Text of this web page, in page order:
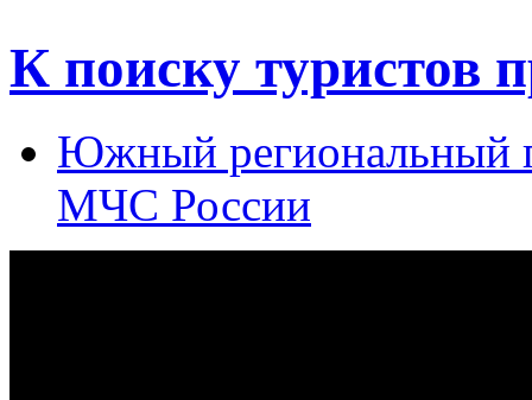
К поиску туристов
Южный региональный
МЧС России